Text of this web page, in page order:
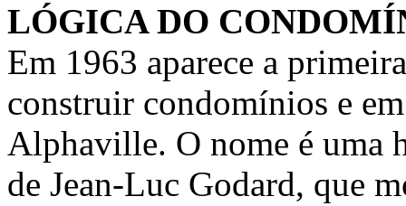
LÓGICA DO
Em 1963 aparece a
construir condomínios e
Alphaville. O nome é uma
de Jean-Luc Godard, que